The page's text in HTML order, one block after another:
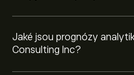
Jaké jsou prognózy
Consulting Inc?